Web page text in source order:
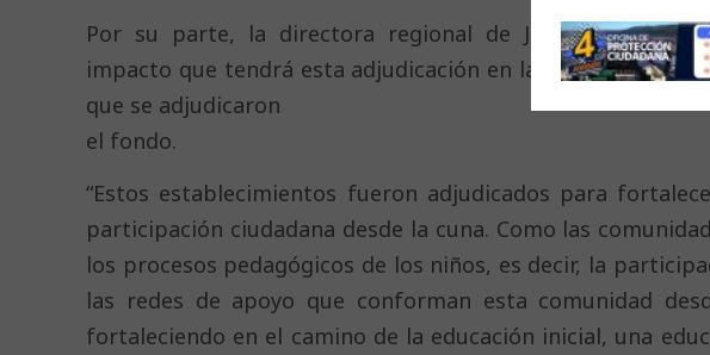
Por su parte, la directora regional de Junji Araucanía,
impacto que tendrá esta adjudicación en las 9
que se adjudicaron
el fondo.
“Estos establecimientos fueron adjudicados para
participación ciudadana desde la cuna. Como las
los procesos pedagógicos de los niños, es decir, la
las redes de apoyo que conforman esta comunidad
fortaleciendo en el camino de la educación inicial, una